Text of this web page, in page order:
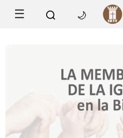
☰ 🌙